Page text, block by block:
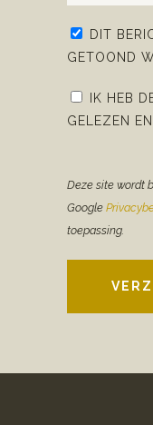
DIT
GETOOND
IK HEB
GELEZEN
Deze site wordt
Google
toepassing.